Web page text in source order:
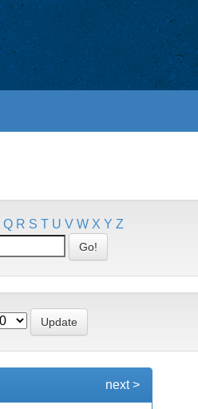
Q R S T U V W X Y Z
next >